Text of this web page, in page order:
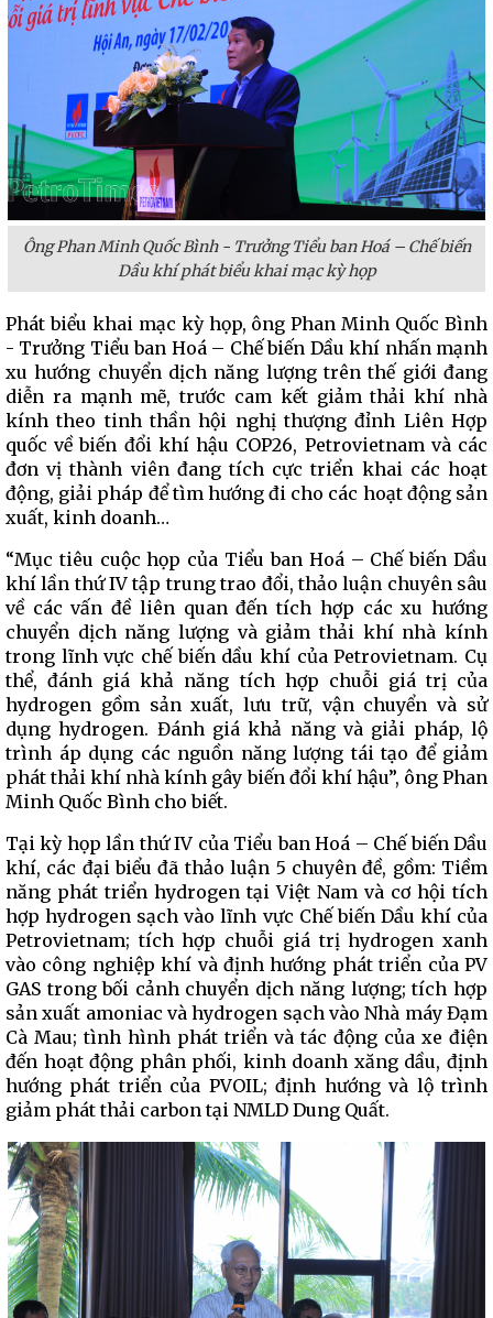
Ông Phan Minh Quốc Bình - Trưởng Tiểu ban Hoá – Chế biến
Dầu khí phát biểu khai mạc kỳ họp
Phát biểu khai mạc kỳ họp, ông Phan Minh Quốc Bình
- Trưởng Tiểu ban Hoá – Chế biến Dầu khí nhấn mạnh
xu hướng chuyển dịch năng lượng trên thế giới đang
diễn ra mạnh mẽ, trước cam kết giảm thải khí nhà
kính theo tinh thần hội nghị thượng đỉnh Liên Hợp
quốc về biến đổi khí hậu COP26, Petrovietnam và các
đơn vị thành viên đang tích cực triển khai các hoạt
động, giải pháp để tìm hướng đi cho các hoạt động sản
xuất, kinh doanh…
“Mục tiêu cuộc họp của Tiểu ban Hoá – Chế biến Dầu
khí lần thứ IV tập trung trao đổi, thảo luận chuyên sâu
về các vấn đề liên quan đến tích hợp các xu hướng
chuyển dịch năng lượng và giảm thải khí nhà kính
trong lĩnh vực chế biến dầu khí của Petrovietnam. Cụ
thể, đánh giá khả năng tích hợp chuỗi giá trị của
hydrogen gồm sản xuất, lưu trữ, vận chuyển và sử
dụng hydrogen. Đánh giá khả năng và giải pháp, lộ
trình áp dụng các nguồn năng lượng tái tạo để giảm
phát thải khí nhà kính gây biến đổi khí hậu”, ông Phan
Minh Quốc Bình cho biết.
Tại kỳ họp lần thứ IV của Tiểu ban Hoá – Chế biến Dầu
khí, các đại biểu đã thảo luận 5 chuyên đề, gồm: Tiềm
năng phát triển hydrogen tại Việt Nam và cơ hội tích
hợp hydrogen sạch vào lĩnh vực Chế biến Dầu khí của
Petrovietnam; tích hợp chuỗi giá trị hydrogen xanh
vào công nghiệp khí và định hướng phát triển của PV
GAS trong bối cảnh chuyển dịch năng lượng; tích hợp
sản xuất amoniac và hydrogen sạch vào Nhà máy Đạm
Cà Mau; tình hình phát triển và tác động của xe điện
đến hoạt động phân phối, kinh doanh xăng dầu, định
hướng phát triển của PVOIL; định hướng và lộ trình
giảm phát thải carbon tại NMLD Dung Quất.